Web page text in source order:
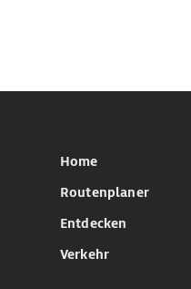
Home
Routenplaner
Entdecken
Verkehr